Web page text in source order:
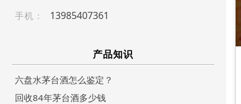
手机： 1 3 985 4 07 361
产品知识
六盘水茅台酒怎么鉴定？
回收84年茅台酒多少钱